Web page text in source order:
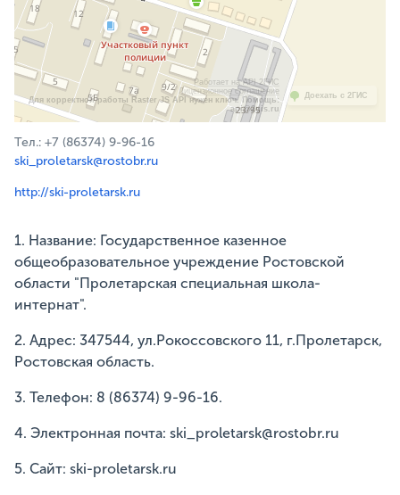
Работает на API 2ГИС
Лицензионное соглашение
Для корректной работы Raster JS API нужен ключ. Помощь:
api@2gis.ru
Доехать с 2ГИС
Тел.: +7 (86374) 9-96-16
ski_proletarsk@rostobr.ru
http://ski-proletarsk.ru
1. Название: Государственное казенное
общеобразовательное учреждение Ростовской
области "Пролетарская специальная школа-
интернат".
2. Адрес: 347544, ул.Рокоссовского 11, г.Пролетарск,
Ростовская область.
3. Телефон: 8 (86374) 9-96-16.
4. Электронная почта: ski_proletarsk@rostobr.ru
5. Сайт: ski-proletarsk.ru